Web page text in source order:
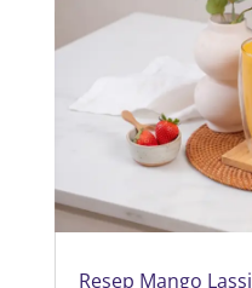
Resep Mango Lassi